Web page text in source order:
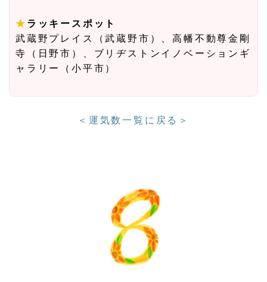
★ラッキースポット
武蔵野プレイス（武蔵野市）、高幡不動尊金剛
寺（日野市）、ブリヂストンイノベーションギ
ャラリー（小平市）
＜運気数一覧に戻る＞